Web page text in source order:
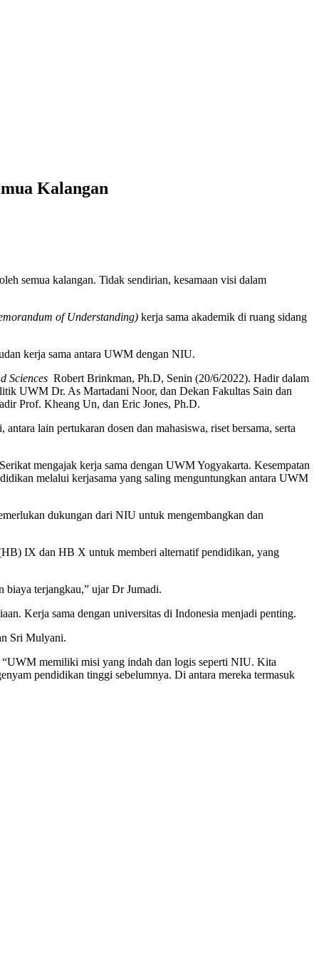
Kalangan
semua kalangan. Tidak sendirian, kesamaan visi dalam
of Understanding) kerja sama akademik di ruang sidang
kerja sama antara UWM dengan NIU.
Sciences Robert Brinkman, Ph.D, Senin (20/6/2022). Hadir dalam
UWM Dr. As Martadani Noor, dan Dekan Fakultas Sain dan
Prof. Kheang Un, dan Eric Jones, Ph.D.
lain pertukaran dosen dan mahasiswa, riset bersama, serta
mengajak kerja sama dengan UWM Yogyakarta. Kesempatan
melalui kerjasama yang saling menguntungkan antara UWM
dukungan dari NIU untuk mengembangkan dan
IX dan HB X untuk memberi alternatif pendidikan, yang
biaya terjangkau,” ujar Dr Jumadi.
Kerja sama dengan universitas di Indonesia menjadi penting.
Sri Mulyani.
“UWM memiliki misi yang indah dan logis seperti NIU. Kita
pendidikan tinggi sebelumnya. Di antara mereka termasuk